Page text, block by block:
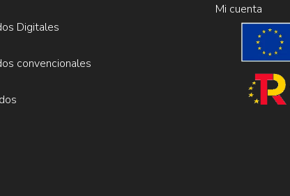
Digitales
convencionales
Mi cuenta